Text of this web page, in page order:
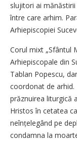
slujitori ai mănăstirii
între care arhim.
Arhiepiscopiei
Corul mixt „Sfântul
Arhiepiscopale din
Tablan Popescu,
coordonat de
prăznuirea liturgică
Hristos în cetatea
neînțelegând pe
condamna la